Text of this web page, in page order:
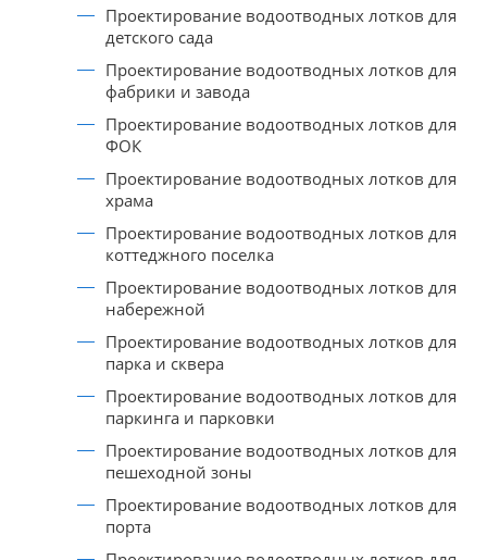
Проектирование водоотводных лотков для
детского сада
Проектирование водоотводных лотков для
фабрики и завода
Проектирование водоотводных лотков для
ФОК
Проектирование водоотводных лотков для
храма
Проектирование водоотводных лотков для
коттеджного поселка
Проектирование водоотводных лотков для
набережной
Проектирование водоотводных лотков для
парка и сквера
Проектирование водоотводных лотков для
паркинга и парковки
Проектирование водоотводных лотков для
пешеходной зоны
Проектирование водоотводных лотков для
порта